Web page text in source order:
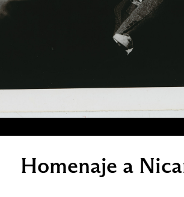
Homenaje a